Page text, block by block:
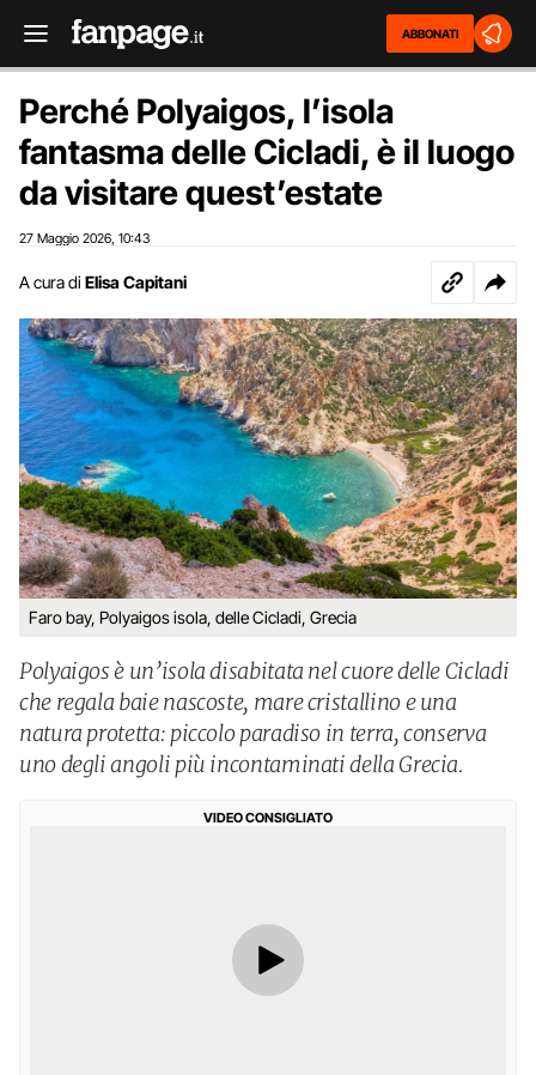
ABBONATI
Perché Polyaigos, l’isola
fantasma delle Cicladi, è il luogo
da visitare quest’estate
27 Maggio 2026 10:43
A cura di Elisa Capitani
Faro bay, Polyaigos isola, delle Cicladi, Grecia
Polyaigos è un’isola disabitata nel cuore delle Cicladi
che regala baie nascoste, mare cristallino e una
natura protetta: piccolo paradiso in terra, conserva
uno degli angoli più incontaminati della Grecia.
VIDEO CONSIGLIATO